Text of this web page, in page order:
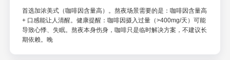
首选加浓美式（咖啡因含量高）。熬夜场景需要的是：咖啡因含量高
+ 口感能让人清醒。健康提醒：咖啡因摄入过量（>400mg/天）可能
导致心悸、失眠。熬夜本身伤身，咖啡只是临时解决方案，不建议长
期依赖。晚